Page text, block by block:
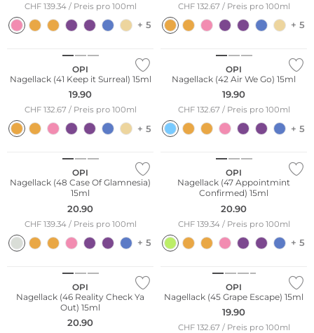
CHF 139.34 / Preis pro 100ml
+ 5
CHF 132.67 / Preis pro 100ml
+ 5
OPI
Nagellack (41 Keep it Surreal) 15ml
19.90
CHF 132.67 / Preis pro 100ml
+ 5
OPI
Nagellack (42 Air We Go) 15ml
19.90
CHF 132.67 / Preis pro 100ml
+ 5
OPI
Nagellack (48 Case Of Glamnesia)
15ml
20.90
CHF 139.34 / Preis pro 100ml
+ 5
OPI
Nagellack (47 Appointmint
Confirmed) 15ml
20.90
CHF 139.34 / Preis pro 100ml
+ 5
OPI
Nagellack (46 Reality Check Ya
Out) 15ml
20.90
OPI
Nagellack (45 Grape Escape) 15ml
19.90
CHF 132.67 / Preis pro 100ml